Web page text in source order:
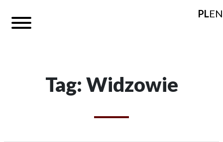
PLEN
Tag: Widzowie